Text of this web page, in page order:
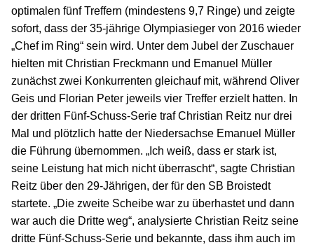
optimalen fünf Treffern (mindestens 9,7 Ringe) und zeigte
sofort, dass der 35-jährige Olympiasieger von 2016 wieder
„Chef im Ring“ sein wird. Unter dem Jubel der Zuschauer
hielten mit Christian Freckmann und Emanuel Müller
zunächst zwei Konkurrenten gleichauf mit, während Oliver
Geis und Florian Peter jeweils vier Treffer erzielt hatten. In
der dritten Fünf-Schuss-Serie traf Christian Reitz nur drei
Mal und plötzlich hatte der Niedersachse Emanuel Müller
die Führung übernommen. „Ich weiß, dass er stark ist,
seine Leistung hat mich nicht überrascht“, sagte Christian
Reitz über den 29-Jährigen, der für den SB Broistedt
startete. „Die zweite Scheibe war zu überhastet und dann
war auch die Dritte weg“, analysierte Christian Reitz seine
dritte Fünf-Schuss-Serie und bekannte, dass ihm auch im